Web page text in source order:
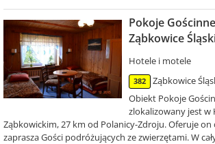
Pokoje
Ząbkowice
Hotele i motele
382
Ząbkowice
Obiekt Pokoje
zlokalizowany jest w
Ząbkowickim, 27 km od Polanicy-Zdroju. Oferuje on
zaprasza Gości podróżujących ze zwierzętami. W